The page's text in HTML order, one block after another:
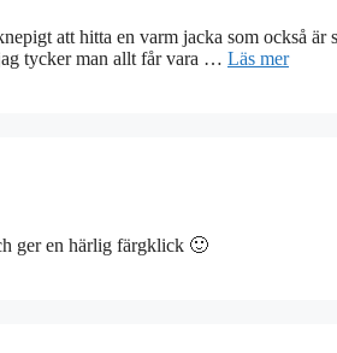
att hitta en varm jacka som också är
tycker man allt får vara … Läs mer
ger en härlig färgklick 🙂